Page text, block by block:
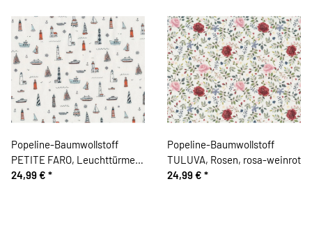
Popeline-Baumwollstoff
PETITE FARO, Leuchttürme
und Schiffe
24,99 € *
Popeline-Baumwollstoff
TULUVA, Rosen, rosa-weinrot
24,99 € *